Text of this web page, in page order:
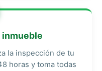
la inspección de tu
horas y toma todas